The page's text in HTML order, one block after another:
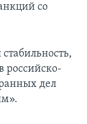
со
российско-
дел